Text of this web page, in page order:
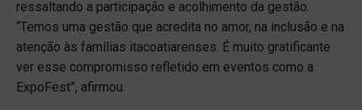
ressaltando a participação e acolhimento da gestão.
“Temos uma gestão que acredita no amor, na inclusão e na
atenção às famílias itacoatiarenses. É muito gratificante
ver esse compromisso refletido em eventos como a
ExpoFest”, afirmou.